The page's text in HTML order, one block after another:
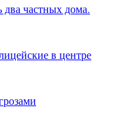
частных дома.
в центре